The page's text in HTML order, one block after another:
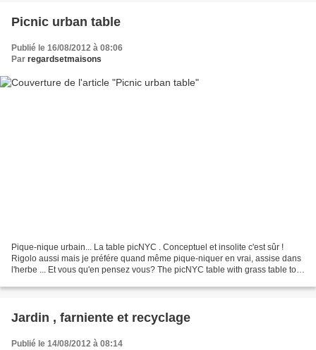
Picnic urban table
Publié le 16/08/2012 à 08:06
Par regardsetmaisons
Pique-nique urbain... La table picNYC . Conceptuel et insolite c'est sûr !
Rigolo aussi mais je préfére quand même pique-niquer en vrai, assise dans
l'herbe ... Et vous qu'en pensez vous? The picNYC table with grass table top
Jardin , farniente et recyclage
Publié le 14/08/2012 à 08:14